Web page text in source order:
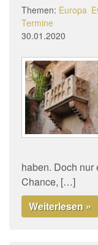
Themen: Europa
Termine
30.01.2020
haben. Doch
Chance, […]
Weiterlesen »